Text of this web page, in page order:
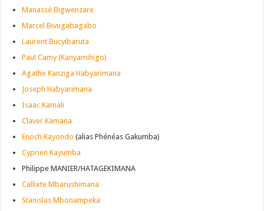
Manassé Bigwenzare
Marcel Bivugabagabo
Laurent Bucyibaruta
Paul Camy (Kanyamihigo)
Agathe Kanziga Habyarimana
Joseph Habyarimana
Isaac Kamali
Claver Kamana
Enoch Kayondo (alias Phénéas Gakumba)
Cyprien Kayumba
Philippe MANIER/HATAGEKIMANA
Callixte Mbarushimana
Stanislas Mbonampeka